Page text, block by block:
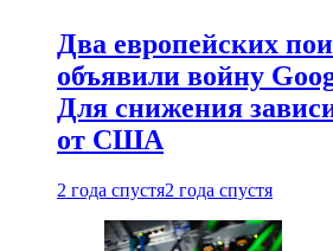
Два европейских
объявили войну
Для снижения
от США
2 года спустя2 года спустя